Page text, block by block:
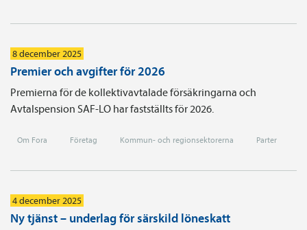
8 december 2025
Premier och avgifter för 2026
Premierna för de kollektivavtalade försäkringarna och
Avtalspension SAF-LO har fastställts för 2026.
Om Fora Företag Kommun- och regionsektorerna Parter
4 december 2025
Ny tjänst – underlag för särskild löneskatt